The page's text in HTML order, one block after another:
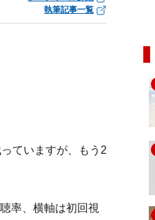
執筆記事一覧
ていますが、もう2
率、横軸は初回視